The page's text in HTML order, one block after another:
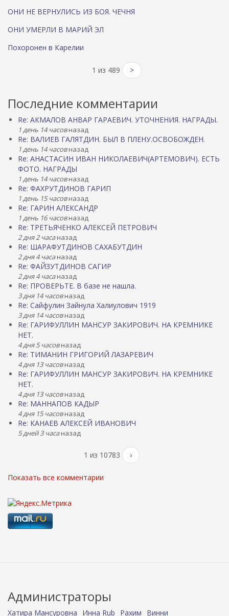
ОНИ НЕ ВЕРНУЛИСЬ ИЗ БОЯ. ЧЕЧНЯ
ОНИ УМЕРЛИ В МАРИЙ ЭЛ
Похоронен в Карелии
1 из 489 >
Последние комментарии
Re: АКМАЛОВ АНВАР ГАРАЕВИЧ. УТОЧНЕНИЯ. НАГРАДЫ.
1 день 14 часовназад
Re: ВАЛИЕВ ГАЛЯТДИН. БЫЛ В ПЛЕНУ.ОСВОБОЖДЕН.
1 день 14 часовназад
Re: АНАСТАСИН ИВАН НИКОЛАЕВИЧ(АРТЕМОВИЧ). ЕСТЬ
ФОТО. НАГРАДЫ
1 день 14 часовназад
Re: ФАХРУТДИНОВ ГАРИП
1 день 15 часовназад
Re: ГАРИН АЛЕКСАНДР
1 день 16 часовназад
Re: ТРЕТЬЯЧЕНКО АЛЕКСЕЙ ПЕТРОВИЧ
2 дня 2 часаназад
Re: ШАРАФУТДИНОВ САХАБУТДИН
2 дня 4 часаназад
Re: ФАЙЗУТДИНОВ САГИР
2 дня 4 часаназад
Re: ПРОВЕРЬТЕ. В базе не нашла.
3 дня 14 часовназад
Re: Сайфулин Зайнула Халиулович 1919
3 дня 14 часовназад
Re: ГАРИФУЛЛИН МАНСУР ЗАКИРОВИЧ. НА КРЕМНИКЕ
НЕТ.
4 дня 5 часовназад
Re: ТИМАНИН ГРИГОРИЙ ЛАЗАРЕВИЧ
4 дня 13 часовназад
Re: ГАРИФУЛЛИН МАНСУР ЗАКИРОВИЧ. НА КРЕМНИКЕ
НЕТ.
4 дня 13 часовназад
Re: МАННАПОВ КАДЫР
4 дня 15 часовназад
Re: КАНАЕВ АЛЕКСЕЙ ИВАНОВИЧ
5 дней 3 часаназад
1 из 10783 ›
Показать все комментарии
Администраторы
Хатира Мансуровна Инна Rub Рахим Винни